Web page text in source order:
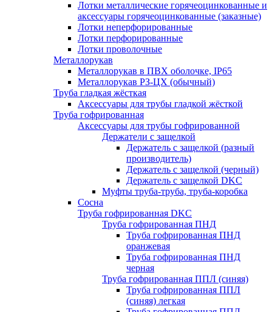
Лотки металлические горячеоцинкованные и
аксессуары горячеоцинкованные (заказные)
Лотки неперфорированные
Лотки перфорированные
Лотки проволочные
Металлорукав
Металлорукав в ПВХ оболочке, IP65
Металлорукав РЗ-ЦХ (обычный)
Труба гладкая жёсткая
Аксессуары для трубы гладкой жёсткой
Труба гофрированная
Аксессуары для трубы гофрированной
Держатели с защелкой
Держатель с защелкой (разный
производитель)
Держатель с защелкой (черный)
Держатель с защелкой DKC
Муфты труба-труба, труба-коробка
Сосна
Труба гофрированная DKC
Труба гофрированная ПНД
Труба гофрированная ПНД
оранжевая
Труба гофрированная ПНД
черная
Труба гофрированная ППЛ (синяя)
Труба гофрированная ППЛ
(синяя) легкая